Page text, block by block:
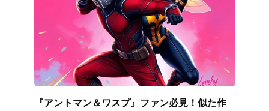
『アントマン＆ワスプ』ファン必見！似た作